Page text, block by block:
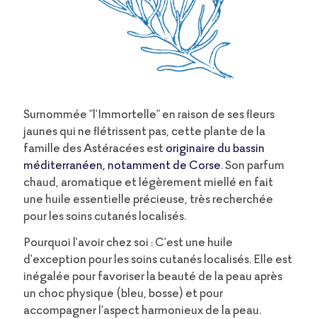
Surnommée "l'Immortelle" en raison de ses fleurs
jaunes qui ne flétrissent pas, cette plante de la
famille des Astéracées estoriginaire du bassin
méditerranéen, notamment de Corse. Son parfum
chaud, aromatique et légèrement miellé en fait
une huile essentielle précieuse, très recherchée
pour les soins cutanés localisés.
Pourquoi l'avoir chez soi : C'est une huile
d'exception pour les soins cutanés localisés. Elle est
inégalée pour favoriser la beauté de la peau après
un choc physique (bleu, bosse) et pour
accompagner l’aspect harmonieux de la peau.